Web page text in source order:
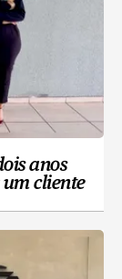
anos
cliente